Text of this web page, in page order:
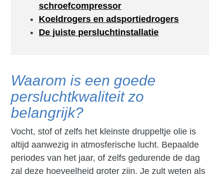
schroefcompressor
Koeldrogers en adsportiedrogers
De juiste persluchtinstallatie
Waarom is een goede
persluchtkwaliteit zo
belangrijk?
Vocht, stof of zelfs het kleinste druppeltje olie is
altijd aanwezig in atmosferische lucht. Bepaalde
periodes van het jaar, of zelfs gedurende de dag
zal deze hoeveelheid groter zijn. Je zult weten als